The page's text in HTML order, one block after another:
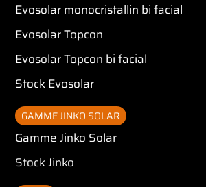
Evosolar monocristallin bi facial
Evosolar Topcon
Evosolar Topcon bi facial
Stock Evosolar
GAMME JINKO SOLAR
Gamme Jinko Solar
Stock Jinko